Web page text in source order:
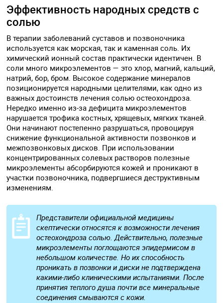
Эффективность народных средств с
солью
В терапии заболеваний суставов и позвоночника
используется как морская, так и каменная соль. Их
химический ионный состав практически идентичен. В
соли много микроэлементов — это хлор, магний, кальций,
натрий, бор, бром. Высокое содержание минералов
позиционируется народными целителями, как одно из
важных достоинств лечения солью остеохондроза.
Нередко именно из-за дефицита микроэлементов
нарушается трофика костных, хрящевых, мягких тканей.
Они начинают постепенно разрушаться, провоцируя
снижение функциональной активности позвонков и
межпозвонковых дисков. При использовании
концентрированных солевых растворов полезные
микроэлементы абсорбируются кожей и проникают в
участки позвоночника, подвергшиеся деструктивным
изменениям.
Представители официальной медицины
скептически относятся к возможности лечения
остеохондроза солью. Действительно, полезные
микроэлементы поглощаются эпидермисом в
небольшом количестве. Но их способность
проникать в позвонки и диски не подтверждена
какими-либо клиническими испытаниями. После
принятия теплого душа почти все минеральные
соединения смываются с кожи.